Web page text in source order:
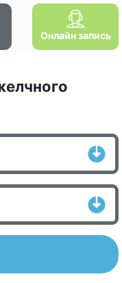
Онлайн запись